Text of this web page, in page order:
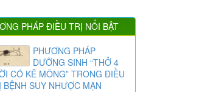
PHÁP ĐIỀU TRỊ NỔI BẬT
PHƯƠNG PHÁP
DƯỠNG SINH “THỞ 4
CÓ KÊ MÔNG” TRONG ĐIỀU
BỆNH SUY NHƯỢC MẠN